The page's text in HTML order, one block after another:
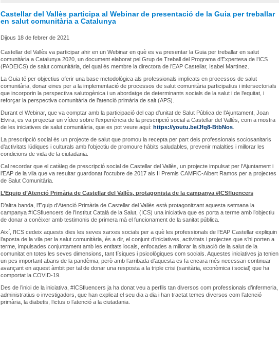
Castellar del Vallès participa al Webinar de presentació de la Guia per treballar
en salut comunitària a Catalunya
Dijous 18 de febrer de 2021
Castellar del Vallès va participar ahir en un Webinar en què es va presentar la Guia per treballar en salut
comunitària a Catalunya 2020, un document elaborat pel Grup de Treball del Programa d’Expertesa de l’ICS
(PADEICS) de salut comunitària, del qual és membre la directora de l’EAP Castellar, Isabel Martínez.
La Guia té per objectius oferir una base metodològica als professionals implicats en processos de salut
comunitària, donar eines per a la implementació de processos de salut comunitària participatius i intersectorials
que incorporin la perspectiva salutogènica i un abordatge de determinants socials de la salut i de l’equitat, i
reforçar la perspectiva comunitària de l’atenció primària de salt (APS).
Durant el Webinar, que va comptar amb la participació del cap d’unitat de Salut Pública de l’Ajuntament, Joan
Elvira, es va projectar un vídeo sobre l’experiència de la prescripció social a Castellar del Vallès, com a mostra
de les iniciatives de salut comunitària, que es pot veure aquí: https://youtu.be/Jfq8-BtbNos
La prescripció social és un projecte de salut que promou la recepta per part dels professionals sociosanitaris
d’activitats lúdiques i culturals amb l’objectiu de promoure hàbits saludables, prevenir malalties i millorar les
condicions de vida de la ciutadania.
Cal recordar que el catàleg de prescripció social de Castellar del Vallès, un projecte impulsat per l’Ajuntament i
l’EAP de la vila que va resultar guardonat l’octubre de 2017 als II Premis CAMFiC-Albert Ramos per a projectes
de Salut Comunitària.
L’Equip d’Atenció Primària de Castellar del Vallès, protagonista de la campanya #ICSfluencers
D’altra banda, l’Equip d’Atenció Primària de Castellar del Vallès està protagonitzant aquesta setmana la
campanya #ICSfluencers de l’Institut Català de la Salut, (ICS) una iniciativa que es porta a terme amb l’objectiu
de donar a conèixer amb testimonis de primera mà el funcionament de la sanitat pública.
Així, l’ICS cedeix aquests dies les seves xarxes socials per a què les professionals de l’EAP Castellar expliquin
l’aposta de la vila per la salut comunitària, és a dir, el conjunt d’iniciatives, activitats i projectes que s’hi porten a
terme, impulsades conjuntament amb les entitats locals, enfocades a millorar la situació de la salut de la
comunitat en totes les seves dimensions, tant físiques i psicològiques com socials. Aquestes iniciatives ja tenien
un pes important abans de la pandèmia, però amb l’arribada d’aquesta es fa encara més necessari continuar
avançant en aquest àmbit per tal de donar una resposta a la triple crisi (sanitària, econòmica i social) que ha
comportat la COVID-19.
Des de l’inici de la iniciativa, #ICSfluencers ja ha donat veu a perfils tan diversos com professionals d’infermeria,
administratius o investigadors, que han explicat el seu dia a dia i han tractat temes diversos com l’atenció
primària, la diabetis, l’ictus o l’atenció a la ciutadania.